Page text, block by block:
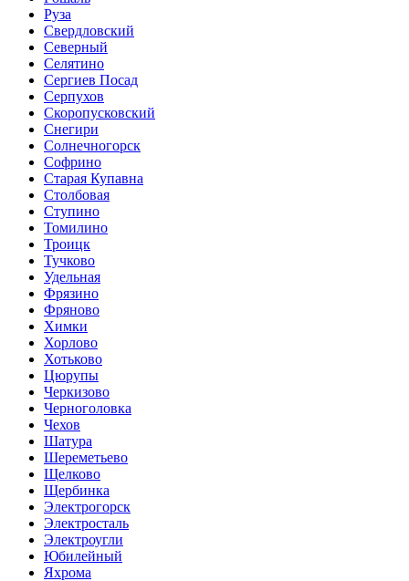
Руза
Свердловский
Северный
Селятино
Сергиев Посад
Серпухов
Скоропусковский
Снегири
Солнечногорск
Софрино
Старая Купавна
Столбовая
Ступино
Томилино
Троицк
Тучково
Удельная
Фрязино
Фряново
Химки
Хорлово
Хотьково
Цюрупы
Черкизово
Черноголовка
Чехов
Шатура
Шереметьево
Щелково
Щербинка
Электрогорск
Электросталь
Электроугли
Юбилейный
Яхрома